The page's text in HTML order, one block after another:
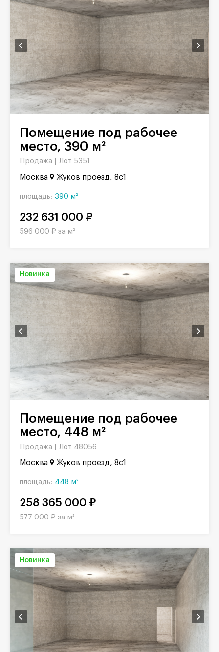
Помещение под рабочее
место, 390 м²
Продажа | Лот 5351
Москва Жуков проезд, 8с1
площадь: 390 м²
232 631 000 ₽
596 000 ₽ за м²
Новинка
Помещение под рабочее
место, 448 м²
Продажа | Лот 48056
Москва Жуков проезд, 8с1
площадь: 448 м²
258 365 000 ₽
577 000 ₽ за м²
Новинка